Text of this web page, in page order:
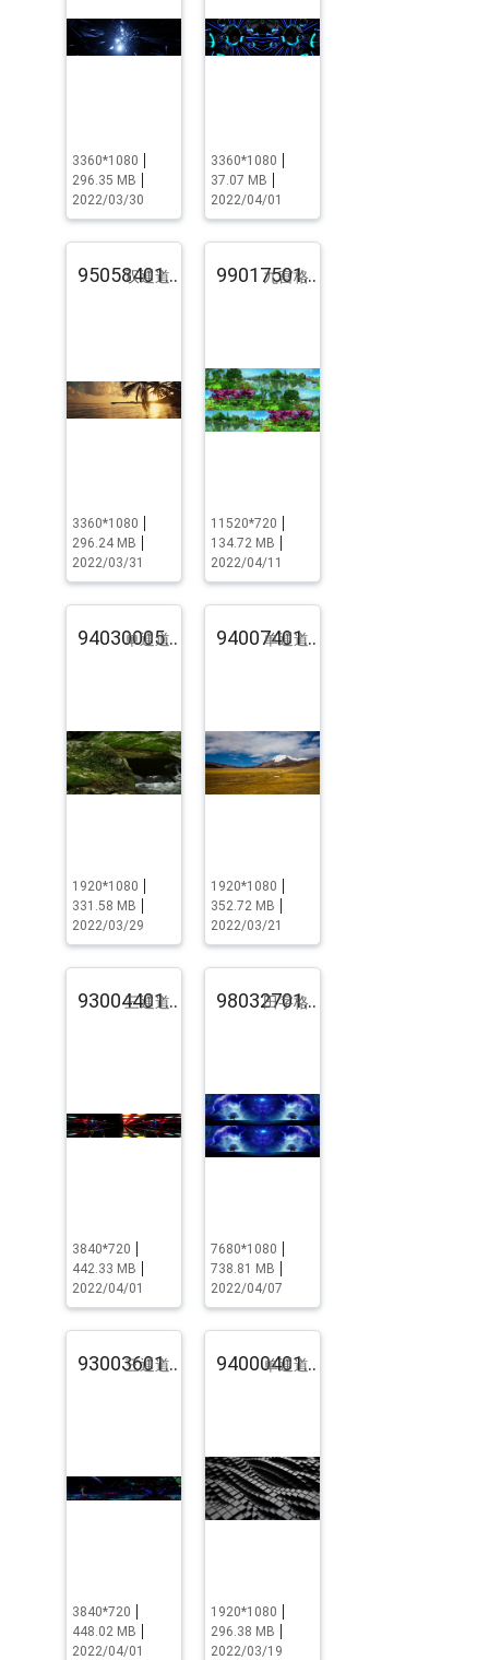
3360*1080
296.35 MB
2022/03/30
3360*1080
37.07 MB
2022/04/01
95058401.pst.zip
双通道
3360*1080
296.24 MB
2022/03/31
99017501.pst.zip
九宫格
11520*720
134.72 MB
2022/04/11
94030005.pst.zip
单通道
1920*1080
331.58 MB
2022/03/29
94007401.pst.zip
单通道
1920*1080
352.72 MB
2022/03/21
93004401.pst.zip
三通道
3840*720
442.33 MB
2022/04/01
98032701.pst.zip
田字格
7680*1080
738.81 MB
2022/04/07
93003601.pst.zip
三通道
3840*720
448.02 MB
2022/04/01
94000401.pst.zip
单通道
1920*1080
296.38 MB
2022/03/19